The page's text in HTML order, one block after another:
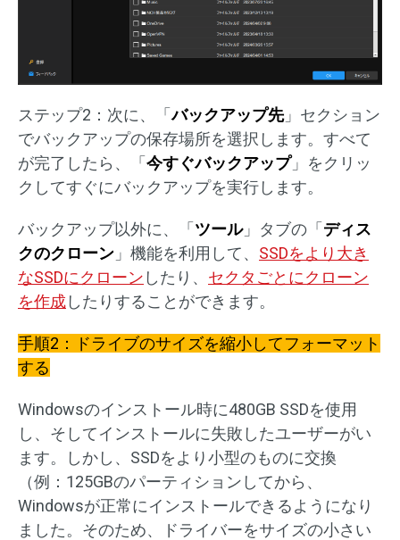
ステップ2：次に、「バックアップ先」セクション
でバックアップの保存場所を選択します。すべて
が完了したら、「 今すぐバックアップ」をクリッ
クしてすぐにバックアップを実行します。
バックアップ以外に、「 ツール」タブの「 ディス
クのクローン 」機能を利用して、 SSDをより大き
なSSDにクローン したり、 セクタごとにクローン
を作成したりすることができます。
手順2：ドライブのサイズを縮小してフォーマット
する
Windowsのインストール時に480GB SSDを使用
し、そしてインストールに失敗したユーザーがい
ます。しかし、SSDをより小型のものに交換
（例：125GBのパーティションしてから、
Windowsが正常にインストールできるようになり
ました。そのため、ドライバーをサイズの小さい